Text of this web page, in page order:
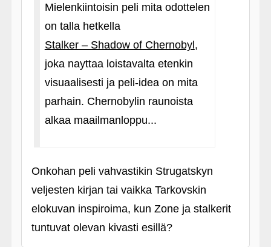
Mielenkiintoisin peli mita odottelen
on talla hetkella
Stalker – Shadow of Chernobyl ,
joka nayttaa loistavalta etenkin
visuaalisesti ja peli-idea on mita
parhain. Chernobylin raunoista
alkaa maailmanloppu...
Onkohan peli vahvastikin Strugatskyn
veljesten kirjan tai vaikka Tarkovskin
elokuvan inspiroima, kun Zone ja stalkerit
tuntuvat olevan kivasti esillä?